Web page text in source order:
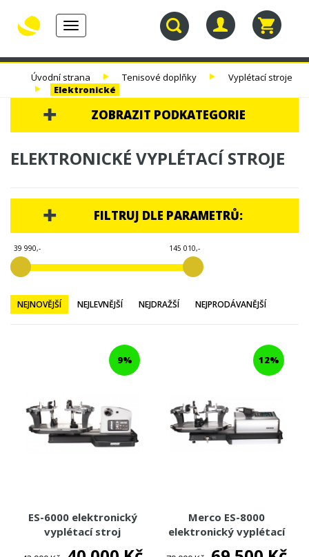
Toggle
navigation
30.
NAROZENINY
TENISOVÉ
TENISOVÉ
TENISOVÉ
Úvodní strana Tenisové doplňky
Vyplétací stroje
Elektronické
ZOBRAZIT PODKATEGORIE
TENISOVÉ TAŠKY
TENISOVÉ MÍČE
TENISOVÁ OBUV
TENISOVÉ OMOTÁVKY
TENISOVÉ DOPLŇKY
BADMINTON
PADEL
TENISOVÝ KURT
VYPLÉTACÍ STROJE
ELEKTRONICKÉ
ELEKTRONICKÉ VYPLÉTACÍ STROJE
FILTRUJ DLE PARAMETRŮ:
39 990,- 145 010,-
NEJNOVĚJŠÍ NEJLEVNĚJŠÍ NEJDRAŽŠÍ NEJPRODÁVANĚJŠÍ
9%
ES-6000 elektronický
vyplétací stroj
12%
Merco ES-8000
elektronický vyplétací